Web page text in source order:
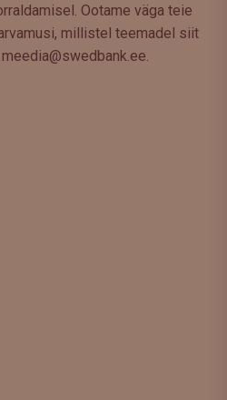
Ootame väga teie
millistel teemadel siit